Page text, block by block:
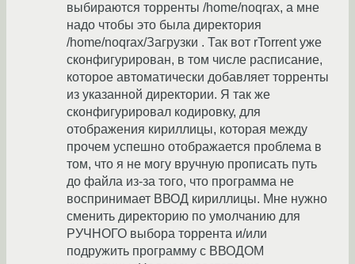
выбираются торренты /home/noqrax, а мне
надо чтобы это была директория
/home/noqrax/Загрузки . Так вот rTorrent уже
сконфигурирован, в том числе расписание,
которое автоматически добавляет торренты
из указанной директории. Я так же
сконфигурировал кодировку, для
отображения кириллицы, которая между
прочем успешно отображается проблема в
том, что я не могу вручную прописать путь
до файла из-за того, что программа не
воспринимает ВВОД кириллицы. Мне нужно
сменить директорию по умолчанию для
РУЧНОГО выбора торрента и/или
подружить программу с ВВОДОМ